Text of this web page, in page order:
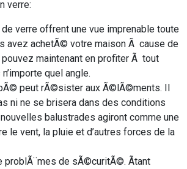
verre:
de verre offrent une vue imprenable toute
avez achetÃ© votre maison Ã cause de
maintenant en profiter Ã tout
quel angle.
peut rÃ©sister aux Ã©lÃ©ments. Il
ni ne se brisera dans des conditions
balustrades agiront comme une
le vent, la pluie et d’autres forces de la
problÃ¨mes de sÃ©curitÃ©. Ãtant